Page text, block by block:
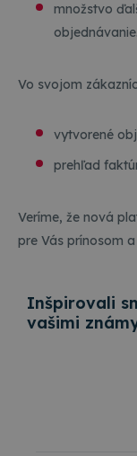
množstvo
objednávanie.
Vo svojom
vytvorené
prehľad
Veríme, že nová
pre Vás prínosom
Inšpirovali
vašimi